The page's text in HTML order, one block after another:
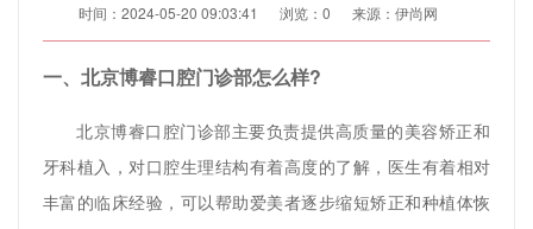
时间：2024-05-20 09:03:41 浏览： 0 来源：伊尚网
一、北京博睿口腔门诊部怎么样?
北京博睿口腔门诊部主要负责提供高质量的美容矫正和
牙科植入，对口腔生理结构有着高度的了解，医生有着相对
丰富的临床经验，可以帮助爱美者逐步缩短矫正和种植体恢